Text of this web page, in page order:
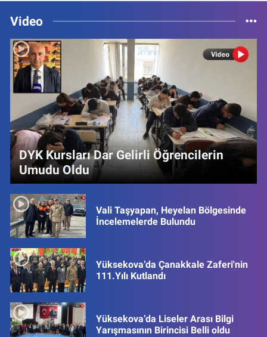
Video
DYK Kursları Dar Gelirli Öğrencilerin
Umudu Oldu
Vali Taşyapan, Heyelan Bölgesinde
İncelemelerde Bulundu
Yüksekova’da Çanakkale Zaferi'nin
111.Yılı Kutlandı
Yüksekova’da Liseler Arası Bilgi
Yarışmasının Birincisi Belli oldu